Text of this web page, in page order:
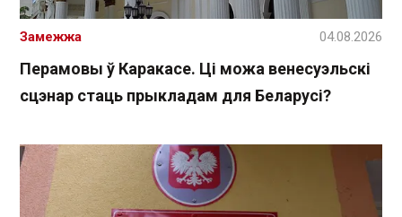
Перамовы ў Каракасе. Ці можа венесуэльскі
сцэнар стаць прыкладам для Беларусі?
Замежжа 04.08.2026